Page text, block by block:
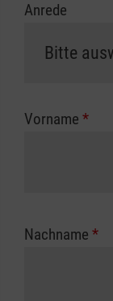
erfolgt
Die
Anrede
Vorname *
Nachname *